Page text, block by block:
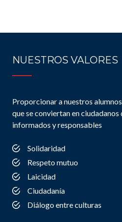
NUESTROS VALORES
Proporcionar a nuestros
que se conviertan en
informados y responsables
Solidaridad
Respeto mutuo
Laicidad
Ciudadanía
Diálogo entre culturas